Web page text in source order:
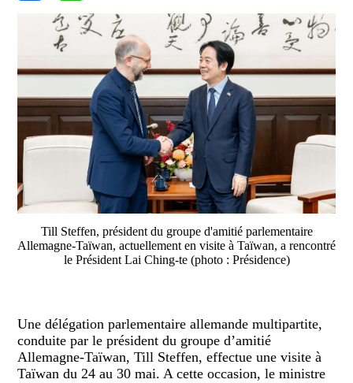
Till Steffen, président du groupe d'amitié parlementaire
Allemagne-Taïwan, actuellement en visite à Taïwan, a rencontré
le Président Lai Ching-te (photo : Présidence)
Une délégation parlementaire allemande multipartite,
conduite par le président du groupe d’amitié
Allemagne-Taïwan, Till Steffen, effectue une visite à
Taïwan du 24 au 30 mai. A cette occasion, le ministre